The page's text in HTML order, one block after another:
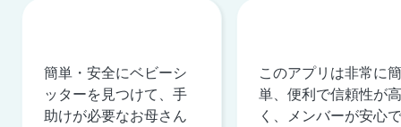
簡単・安全にベビーシ
ッターを見つけて、手
助けが必要なお母さん
このアプリは非常に簡
単、便利で信頼性が高
く、メンバーが安心で